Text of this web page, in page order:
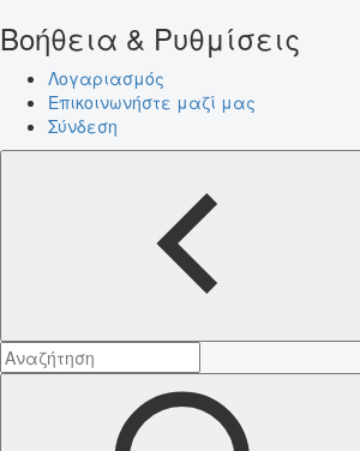
Βοήθεια & Ρυθμίσεις
Λογαριασμός
Επικοινωνήστε μαζί μας
Σύνδεση